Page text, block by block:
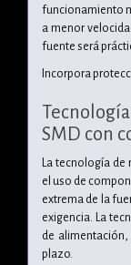
funcionamiento
a menor
fuente será
Incorpora
SMD con
La tecnología
el uso de
extrema de la
exigencia. La
de
plazo.